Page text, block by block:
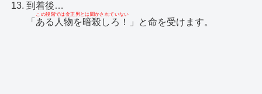
到着後…
「 ある人物を暗殺しろ！
この段階では金正男とは聞かされていない
」と命を受けます。